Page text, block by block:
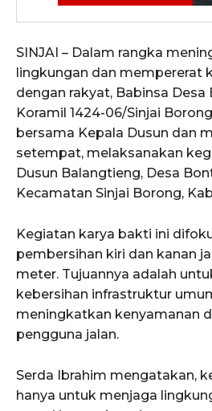
SINJAI – Dalam rangka
lingkungan dan mempererat
dengan rakyat, Babinsa
Koramil 1424-06/Sinjai
bersama Kepala Dusun dan
setempat, melaksanakan
Dusun Balangtieng, Desa
Kecamatan Sinjai Borong,
Kegiatan karya bakti ini
pembersihan kiri dan kanan
meter. Tujuannya adalah
kebersihan infrastruktur
meningkatkan kenyamanan
pengguna jalan.
Serda Ibrahim mengatakan,
hanya untuk menjaga